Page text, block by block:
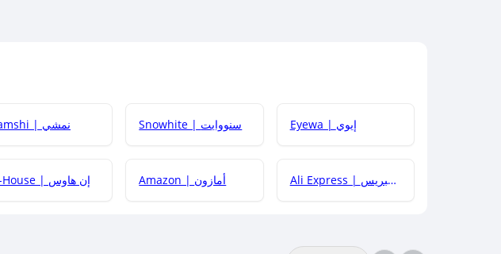
Namshi | نمشي Snowhite | سنووايت Eyewa | إيوي
In-House | إن هاوس Amazon | أمازون Ali Express | علي إكسبريس